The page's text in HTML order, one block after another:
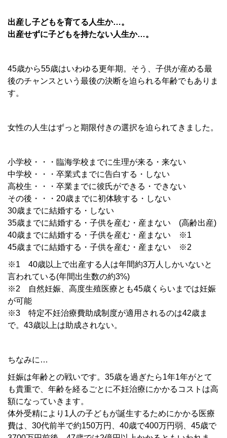
出産し子どもを育てる人生か…。
出産せずに子どもを持たない人生か…。
45歳から55歳はいわゆる更年期。そう、子供が産める最
後のチャンスという最後の決断を迫られる年齢でもありま
す。
女性の人生はずっと期限付きの選択を迫られてきました。
小学校・・・臨海学校までに生理が来る・来ない
中学校・・・卒業式までに告白する・しない
高校生・・・卒業までに彼氏ができる・できない
その後・・・20歳までに初体験する・しない
30歳までに結婚する・しない
35歳までに結婚する・子供を産む・産まない (高齢出産)
40歳までに結婚する・子供を産む・産まない ※1
45歳までに結婚する・子供を産む・産まない ※2
※1 40歳以上で出産する人は年間約3万人しかいないと
言われている(年間出生数の約3%)
※2 自然妊娠、高度生殖医療とも45歳くらいまでは妊娠
が可能
※3 特定不妊治療費助成制度が適用されるのは42歳ま
で。43歳以上は助成されない。
ちなみに…
妊娠は年齢との戦いです。35歳を過ぎたら1年1年がとて
も貴重で、年齢を経るごとに不妊治療にかかるコストは高
額になっていきます。
体外受精により1人の子どもが誕生するためにかかる医療
費は、30代前半で約150万円、40歳で400万円弱、45歳で